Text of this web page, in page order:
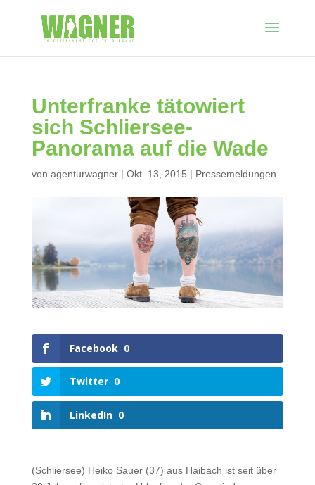
Unterfranke tätowiert
sich Schliersee-
Panorama auf die Wade
von agenturwagner| Okt. 13, 2015 | Pressemeldungen
Facebook 0
Twitter 0
LinkedIn 0
(Schliersee) Heiko Sauer (37) aus Haibach ist seit über